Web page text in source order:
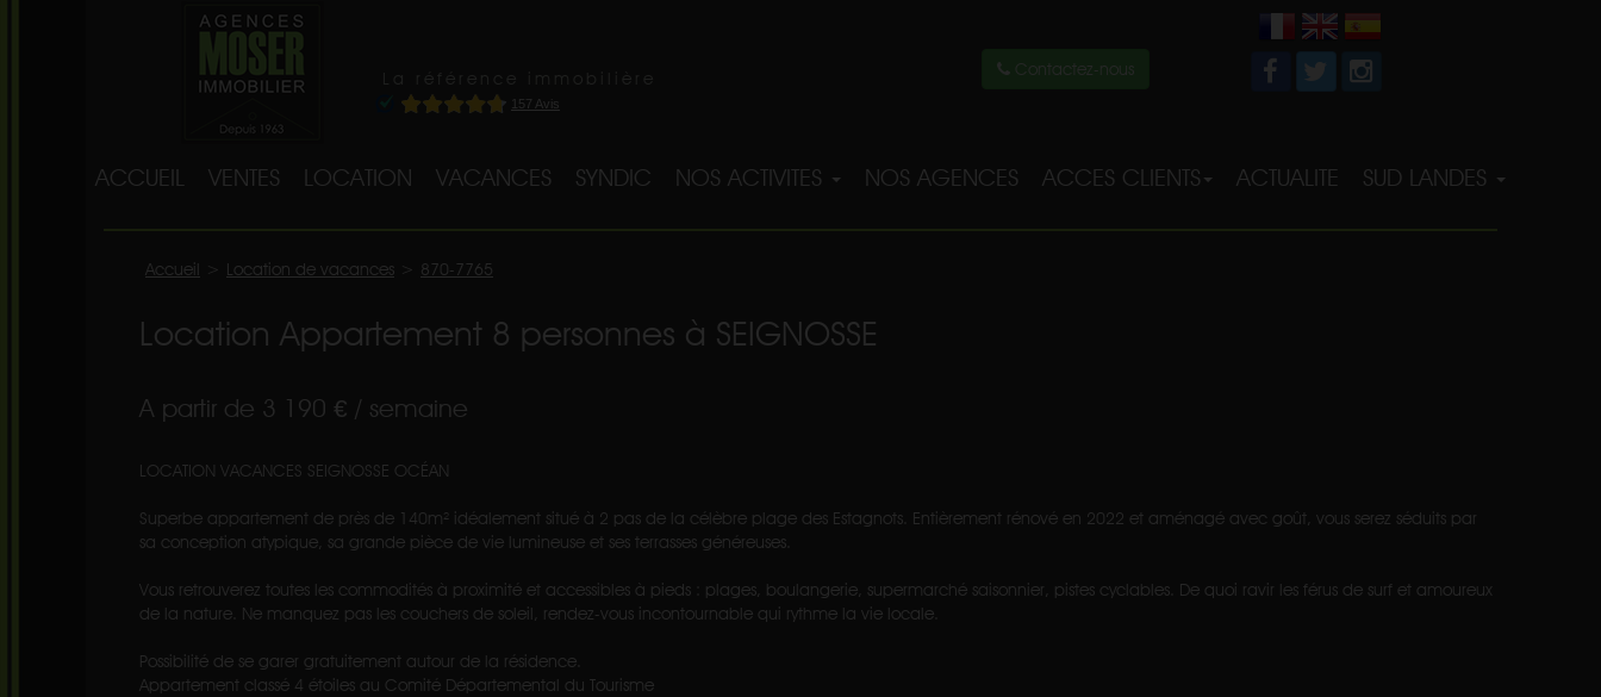
Contactez-nous
ACCUEIL VENTES LOCATION VACANCES SYNDIC NOS ACTIVITES NOS AGENCES ACCES CLIENTS ACTUALITE SUD LANDES
Accueil Location de vacances 870-7765
Location Appartement 8 personnes à SEIGNOSSE
A partir de 3 190 € / semaine
LOCATION VACANCES SEIGNOSSE OCÉAN
Superbe appartement de près de 140m² idéalement situé à 2 pas de la célèbre plage des Estagnots. Entièrement rénové en 2022 et aménagé avec goût, vous serez séduits par
sa conception atypique, sa grande pièce de vie lumineuse et ses terrasses généreuses.
Vous retrouverez toutes les commodités à proximité et accessibles à pieds : plages, boulangerie, supermarché saisonnier, pistes cyclables. De quoi ravir les férus de surf et amoureux
de la nature. Ne manquez pas les couchers de soleil, rendez-vous incontournable qui rythme la vie locale.
Possibilité de se garer gratuitement autour de la résidence.
Appartement classé 4 étoiles au Comité Départemental du Tourisme